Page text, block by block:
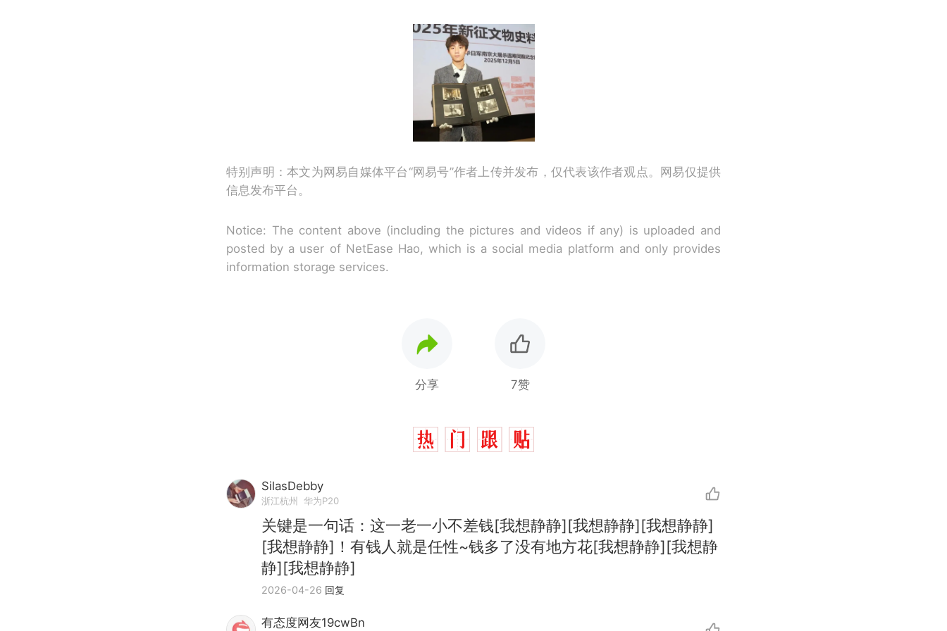
特别声明：本文为网易自媒体平台“网易号”作者上传并发布，仅代表该作者观点。网易仅提供
信息发布平台。
Notice: The content above (including the pictures and videos if any) is uploaded and
posted by a user of NetEase Hao, which is a social media platform and only provides
information storage services.
分享 7赞
SilasDebby
浙江杭州 华为P20
关键是一句话：这一老一小不差钱[我想静静][我想静静][我想静静]
[我想静静]！有钱人就是任性~钱多了没有地方花[我想静静][我想静
静][我想静静]
2026-04-26 回复
有态度网友19cwBn